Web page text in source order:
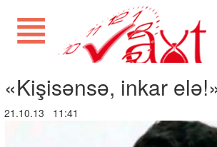
«Kişisənsə, inkar
21.10.13 11:41